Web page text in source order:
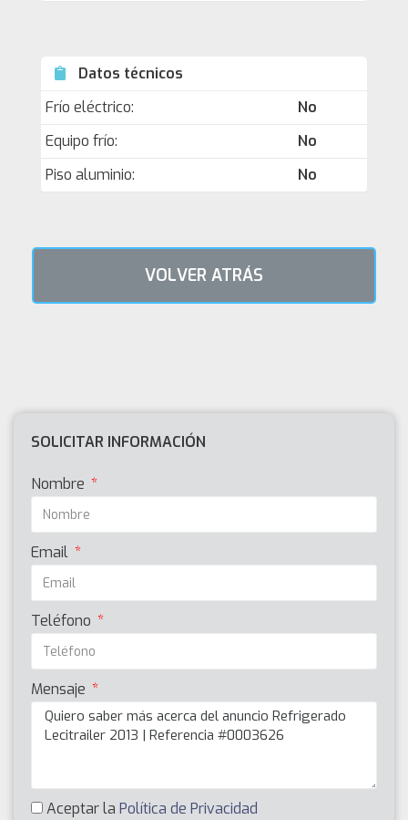
Datos técnicos
Frío eléctrico:
No
Equipo frío:
No
Piso aluminio:
No
VOLVER ATRÁS
SOLICITAR INFORMACIÓN
Nombre
Email
Teléfono
Mensaje
Aceptar la Política de Privacidad